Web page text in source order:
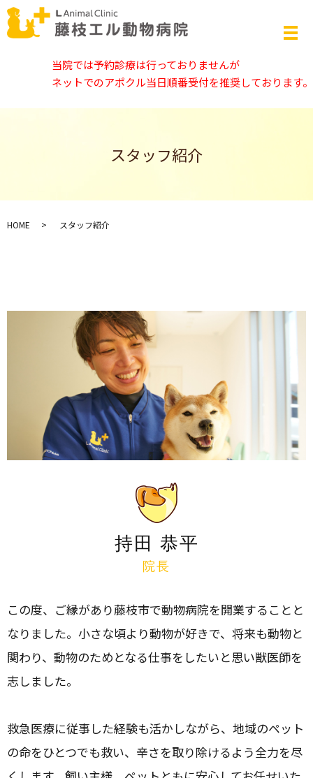
当院では予約診療は行っておりませんが
ネットでのアポクル当日順番受付を推奨しております。
スタッフ紹介
HOME スタッフ紹介
持田 恭平
院長
この度、ご縁があり藤枝市で動物病院を開業することと
なりました。小さな頃より動物が好きで、将来も動物と
関わり、動物のためとなる仕事をしたいと思い獣医師を
志しました。
救急医療に従事した経験も活かしながら、地域のペット
の命をひとつでも救い、辛さを取り除けるよう全力を尽